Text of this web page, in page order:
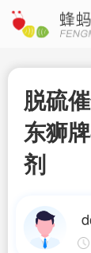
脱硫
东狮
剂